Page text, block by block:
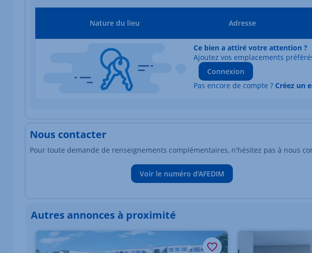
Nature du lieu Adresse
Ce bien a attiré votre attention ?
Ajoutez vos emplacements
Connexion
Pas encore de compte ? Créez un
Nous contacter
Pour toute demande de renseignements complémentaires, n'hésitez pas à nous
Voir le numéro d'AFEDIM
Autres annonces à proximité
Élément 1 sur 1